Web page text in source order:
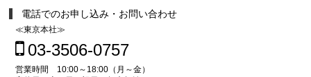
電話でのお申し込み・お問い合わせ
≪東京本社≫
03-3506-0757
営業時間 10:00～18:00（月～金）